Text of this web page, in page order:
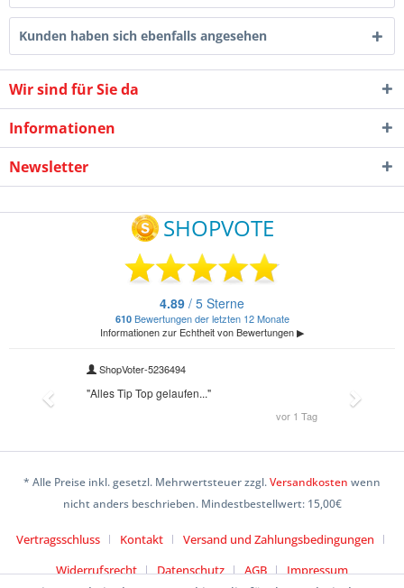
Kunden haben sich ebenfalls angesehen
Wir sind für Sie da
Informationen
Newsletter
* Alle Preise inkl. gesetzl. Mehrwertsteuer zzgl.Versandkosten wenn
nicht anders beschrieben. Mindestbestellwert: 15,00€
Vertragsschluss Kontakt
Versand und Zahlungsbedingungen
Widerrufsrecht
Datenschutz AGB Impressum